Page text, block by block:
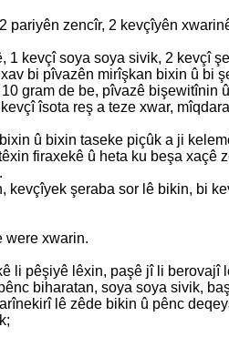
pariyên zencîr, 2 kevçîyên
1 kevçî soya soya sivik, 2 kevçî
bi pîvazên mirîşkan bixin û bi
gram de be, pîvazê
îsota reş a teze xwar,
û bixin taseke piçûk a ji
firaxekê û heta ku beşa
şeraba sor lê bikin, bi
were xwarin.
li pêşiyê lêxin, paşê jî li berovajî
biharatan, soya soya sivik,
lê zêde bikin û pênc